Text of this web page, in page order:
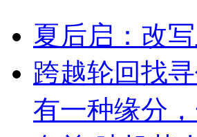
夏后启：改
跨越轮回找
有一种缘分